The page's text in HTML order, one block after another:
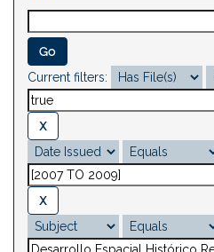
Current filters: